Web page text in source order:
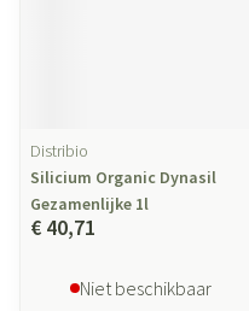
Distribio
Silicium Organic Dynasil
Gezamenlijke 1l
€ 40,71
Niet beschikbaar